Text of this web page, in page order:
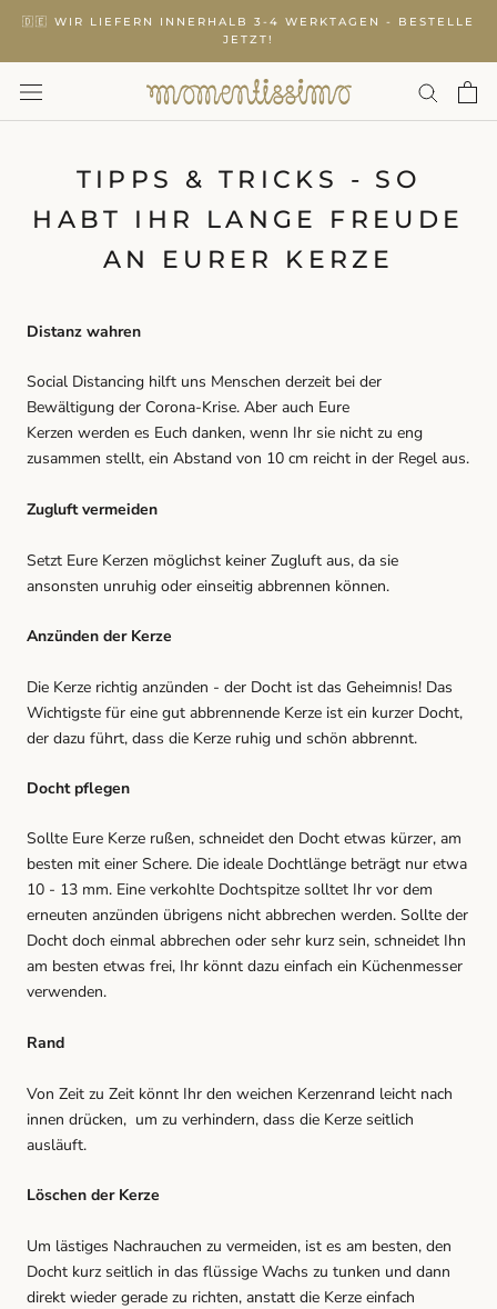
Zurück
Inhalt
🇩🇪 WIR LIEFERN INNERHALB 3-4 WERKTAGEN - BESTELLE
JETZT!
TIPPS & TRICKS - SO
HABT IHR LANGE FREUDE
AN EURER KERZE
Distanz wahren
Social Distancing hilft uns Menschen derzeit bei der
Bewältigung der Corona-Krise. Aber auch Eure
Kerzen werden es Euch danken, wenn Ihr sie nicht zu eng
zusammen stellt, ein Abstand von 10 cm reicht in der Regel aus.
Zugluft vermeiden
Setzt Eure Kerzen möglichst keiner Zugluft aus, da sie
ansonsten unruhig oder einseitig abbrennen können.
Anzünden der Kerze
Die Kerze richtig anzünden - der Docht ist das Geheimnis! Das
Wichtigste für eine gut abbrennende Kerze ist ein kurzer Docht,
der dazu führt, dass die Kerze ruhig und schön abbrennt.
Docht pflegen
Sollte Eure Kerze rußen, schneidet den Docht etwas kürzer, am
besten mit einer Schere. Die ideale Dochtlänge beträgt nur etwa
10 - 13 mm. Eine verkohlte Dochtspitze solltet Ihr vor dem
erneuten anzünden übrigens nicht abbrechen werden. Sollte der
Docht doch einmal abbrechen oder sehr kurz sein, schneidet Ihn
am besten etwas frei, Ihr könnt dazu einfach ein Küchenmesser
verwenden.
Rand
Von Zeit zu Zeit könnt Ihr den weichen Kerzenrand leicht nach
innen drücken, um zu verhindern, dass die Kerze seitlich
ausläuft.
Löschen der Kerze
Um lästiges Nachrauchen zu vermeiden, ist es am besten, den
Docht kurz seitlich in das flüssige Wachs zu tunken und dann
direkt wieder gerade zu richten, anstatt die Kerze einfach